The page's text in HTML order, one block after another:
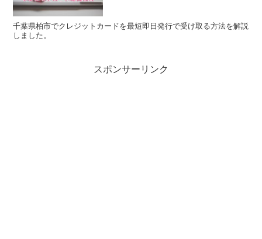
千葉県柏市でクレジットカードを最短即日発行で受け取る方法を解説
しました。
スポンサーリンク